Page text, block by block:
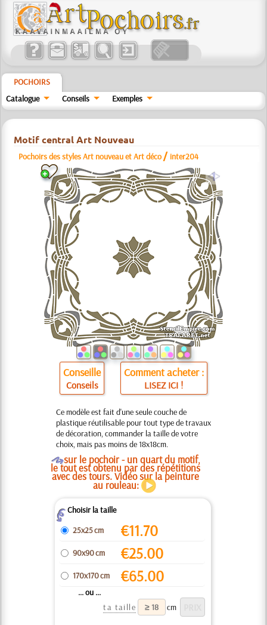
POCHOIRS
Catalogue
Conseils Exemples
Motif central Art Nouveau
Pochoirs des styles Art nouveau et Art déco / inter204
a
Conseille
Conseils
Comment acheter :
LISEZ ICI !
Ce modèle est fait d'une seule couche de
plastique réutilisable pour tout type de travaux
de décoration, commander la taille de votre
choix, mais pas moins de 18x18cm.
Osur le pochoir - un quart du motif,
le tout est obtenu par des répétitions
avec des tours. Vidéo sur la peinture
au rouleau:
ZChoisir la taille
25x25 cm
€11.70
90x90 cm €25.00
170x170 cm €65.00
... ou ...
ta taille
cm